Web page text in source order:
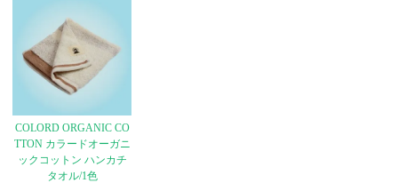
COLORD ORGANIC CO
TTON カラードオーガニ
ックコットン ハンカチ
タオル/1色